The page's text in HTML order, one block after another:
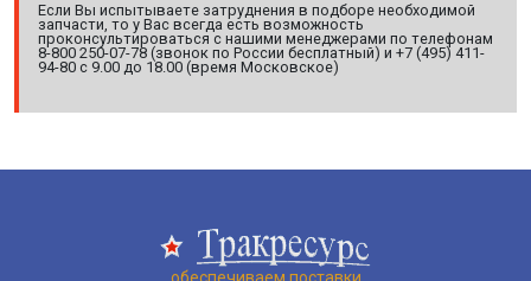
Если Вы испытываете затруднения в подборе необходимой
запчасти, то у Вас всегда есть возможность
проконсультироваться с нашими менеджерами по телефонам
8-800 250-07-78 (звонок по России бесплатный) и +7 (495) 411-
94-80 с 9.00 до 18.00 (время Московское)